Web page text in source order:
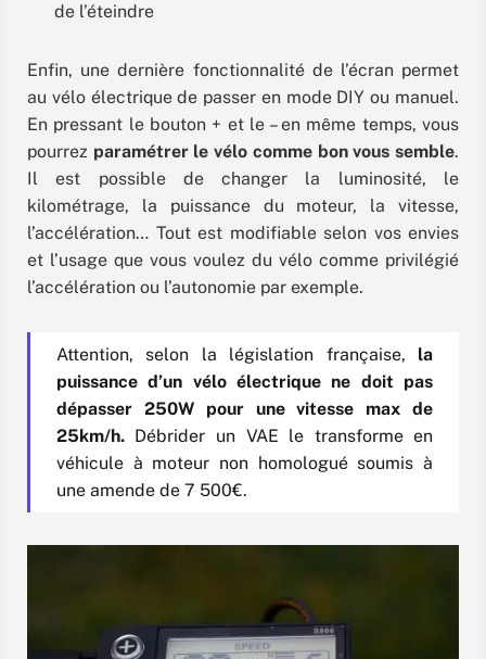
de l’éteindre
Enfin, une dernière fonctionnalité de l’écran permet
au vélo électrique de passer en mode DIY ou manuel.
En pressant le bouton + et le – en même temps, vous
pourrez paramétrer le vélo comme bon vous semble.
Il est possible de changer la luminosité, le
kilométrage, la puissance du moteur, la vitesse,
l’accélération… Tout est modifiable selon vos envies
et l’usage que vous voulez du vélo comme privilégié
l’accélération ou l’autonomie par exemple.
Attention, selon la législation française, la
puissance d’un vélo électrique ne doit pas
dépasser 250W pour une vitesse max de
25km/h. Débrider un VAE le transforme en
véhicule à moteur non homologué soumis à
une amende de 7 500€.